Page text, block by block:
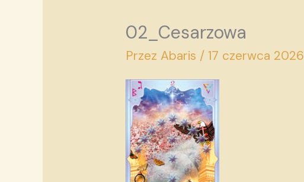
02_Cesarzowa
PrzezAbaris /17 czerwca 2026